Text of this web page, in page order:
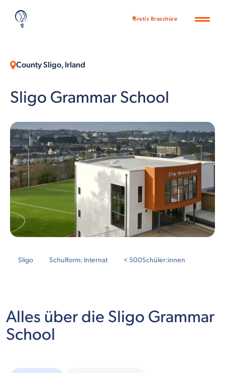
Gratis Broschüre
County Sligo, Irland
Sligo Grammar School
Sligo Schulform: Internat < 500Schüler:innen
Alles über die Sligo Grammar
School